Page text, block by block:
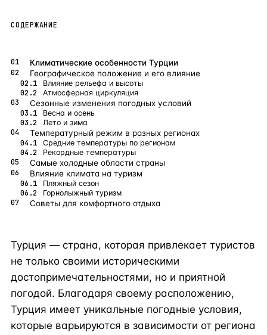
Стамбул
ЧАСТО ИЩУТ
Турция Россия Испания
ВСЕ НАПРАВЛЕНИЯ →
СОДЕРЖАНИЕ
Климатические особенности Турции
Географическое положение и его влияние
Влияние рельефа и высоты
Атмосферная циркуляция
Сезонные изменения погодных условий
Весна и осень
Лето и зима
Температурный режим в разных регионах
Средние температуры по регионам
Рекордные температуры
Самые холодные области страны
Влияние климата на туризм
Пляжный сезон
Горнолыжный туризм
Советы для комфортного отдыха
Турция — страна, которая привлекает туристов
не только своими историческими
достопримечательностями, но и приятной
погодой. Благодаря своему расположению,
Турция имеет уникальные погодные условия,
которые варьируются в зависимости от региона